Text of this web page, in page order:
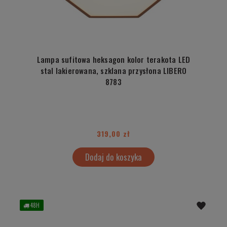
Lampa sufitowa heksagon kolor terakota LED
stal lakierowana, szklana przysłona LIBERO
8783
319,00 zł
Dodaj do koszyka
48H